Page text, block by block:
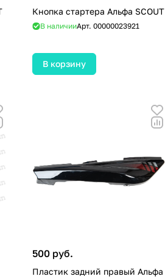
Кнопка стартера Альфа SCOUT
В наличииАрт. 00000023921
В корзину
500 руб.
Пластик задний правый Альфа